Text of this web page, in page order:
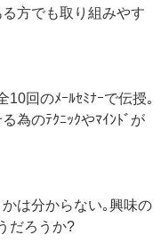
方でも取り組みやす
回のﾒｰﾙｾﾐﾅｰで伝授｡
為のﾃｸﾆｯｸやﾏｲﾝﾄﾞが
は分からない｡興味の
だろうか?